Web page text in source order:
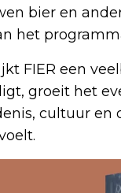
bier en
het
FIER een
groeit het
cultuur